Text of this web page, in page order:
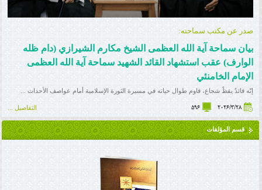
صدر عن مکتب سماحته:
بیان سماحة آیة الله العظمی الشیخ مکارم الشیرازي (دام ظله
الوارف) عقب استشهاد القائد الشهید سماحة آیة الله العظمی
الإمام الخامنئي
إنّه قائدٌ يقظٌ شجاع، قاوم طوال حياته في مسيرة الثورة الإسلامية أمام عواصف الأحداث ...
2026/3/28
596 التفاصيل ...
قسم المؤلفات